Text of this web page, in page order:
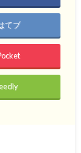
てブ